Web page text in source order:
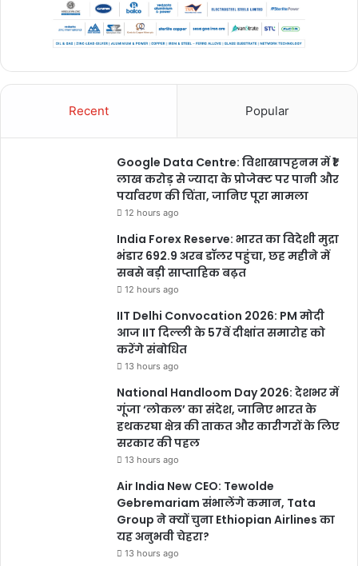
Recent Popular
Google Data Centre: विशाखापट्टनम में ₹1
लाख करोड़ से ज्यादा के प्रोजेक्ट पर पानी और
पर्यावरण की चिंता, जानिए पूरा मामला
12 hours ago
India Forex Reserve: भारत का विदेशी मुद्रा
भंडार 692.9 अरब डॉलर पहुंचा, छह महीने में
सबसे बड़ी साप्ताहिक बढ़त
12 hours ago
IIT Delhi Convocation 2026: PM मोदी
आज IIT दिल्ली के 57वें दीक्षांत समारोह को
करेंगे संबोधित
13 hours ago
National Handloom Day 2026: देशभर में
गूंजा ‘लोकल’ का संदेश, जानिए भारत के
हथकरघा क्षेत्र की ताकत और कारीगरों के लिए
सरकार की पहल
13 hours ago
Air India New CEO: Tewolde
Gebremariam संभालेंगे कमान, Tata
Group ने क्यों चुना Ethiopian Airlines का
यह अनुभवी चेहरा?
13 hours ago